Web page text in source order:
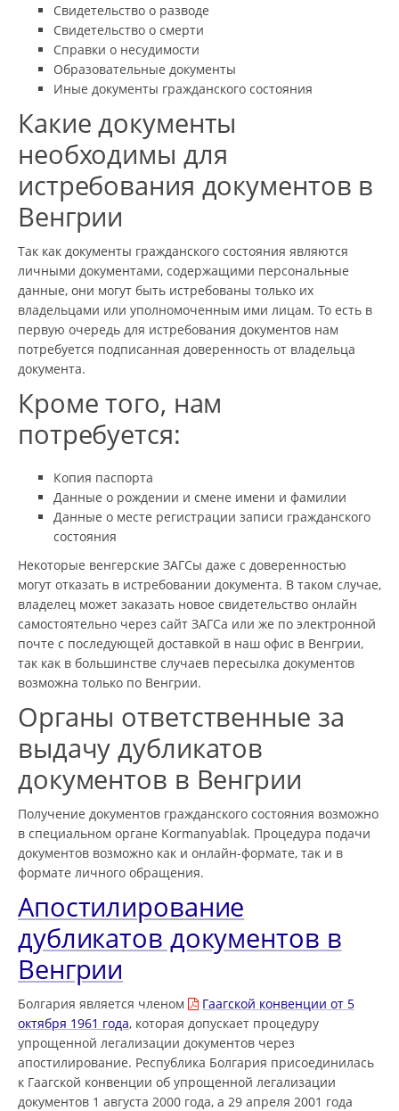
Свидетельство о разводе
Свидетельство о смерти
Справки о несудимости
Образовательные документы
Иные документы гражданского состояния
Какие документы
необходимы для
истребования документов в
Венгрии
Так как документы гражданского состояния являются
личными документами, содержащими персональные
данные, они могут быть истребованы только их
владельцами или уполномоченным ими лицам. То есть в
первую очередь для истребования документов нам
потребуется подписанная доверенность от владельца
документа.
Кроме того, нам
потребуется:
Копия паспорта
Данные о рождении и смене имени и фамилии
Данные о месте регистрации записи гражданского
состояния
Некоторые венгерские ЗАГСы даже с доверенностью
могут отказать в истребовании документа. В таком случае,
владелец может заказать новое свидетельство онлайн
самостоятельно через сайт ЗАГСа или же по электронной
почте с последующей доставкой в наш офис в Венгрии,
так как в большинстве случаев пересылка документов
возможна только по Венгрии.
Органы ответственные за
выдачу дубликатов
документов в Венгрии
Получение документов гражданского состояния возможно
в специальном органе Kormanyablak. Процедура подачи
документов возможно как и онлайн-формате, так и в
формате личного обращения.
Апостилирование
дубликатов документов в
Венгрии
Болгария является членом
Гаагской конвенции от 5
октября 1961 года, которая допускает процедуру
упрощенной легализации документов через
апостилирование. Республика Болгария присоединилась
к Гаагской конвенции об упрощенной легализации
документов 1 августа 2000 года, а 29 апреля 2001 года